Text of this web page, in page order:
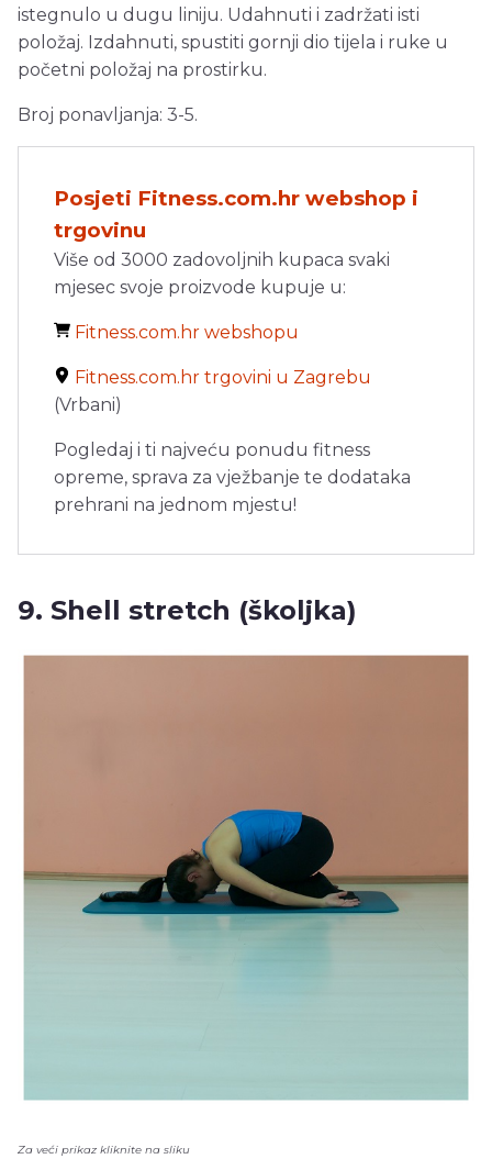
istegnulo u dugu liniju. Udahnuti i zadržati isti
položaj. Izdahnuti, spustiti gornji dio tijela i ruke u
početni položaj na prostirku.
Broj ponavljanja: 3-5.
Posjeti Fitness.com.hr webshop i
trgovinu
Više od 3000 zadovoljnih kupaca svaki
mjesec svoje proizvode kupuje u:
Fitness.com.hr webshopu
Fitness.com.hr trgovini u Zagrebu
(Vrbani)
Pogledaj i ti najveću ponudu fitness
opreme, sprava za vježbanje te dodataka
prehrani na jednom mjestu!
9. Shell stretch (školjka)
Za veći prikaz kliknite na sliku